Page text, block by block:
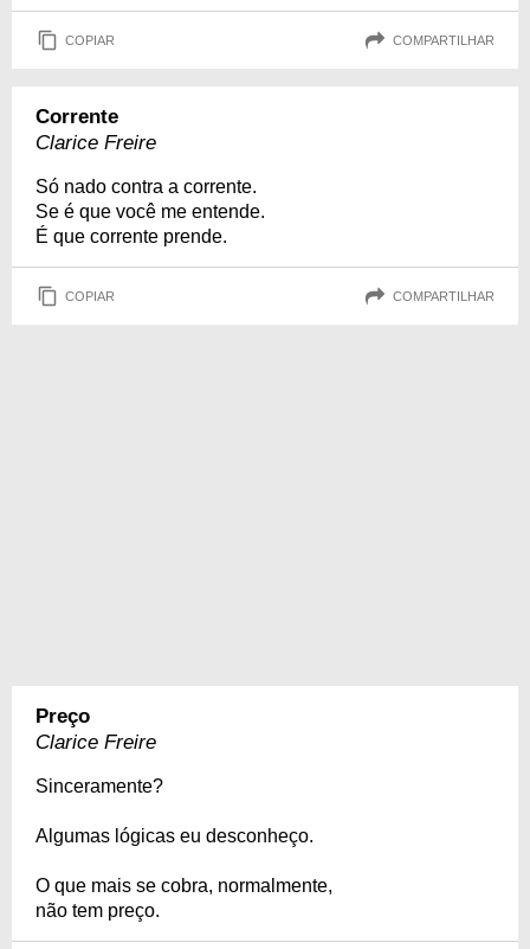
COPIAR COMPARTILHAR
Corrente
Clarice Freire
Só nado contra a corrente.
Se é que você me entende.
É que corrente prende.
COPIAR COMPARTILHAR
Preço
Clarice Freire
Sinceramente?
Algumas lógicas eu desconheço.
O que mais se cobra, normalmente,
não tem preço.